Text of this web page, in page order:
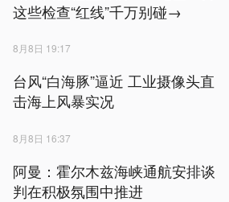
这些检查“红线”千万别碰→
8月8日 19:17
台风“白海豚”逼近 工业摄像头直
击海上风暴实况
8月8日 16:37
阿曼：霍尔木兹海峡通航安排谈
判在积极氛围中推进